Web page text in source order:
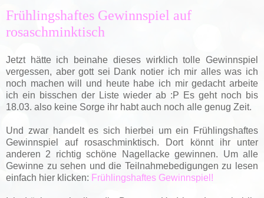
Frühlingshaftes Gewinnspiel auf
rosaschminktisch
Jetzt hätte ich beinahe dieses wirklich tolle Gewinnspiel
vergessen, aber gott sei Dank notier ich mir alles was ich
noch machen will und heute habe ich mir gedacht arbeite
ich ein bisschen der Liste wieder ab :P Es geht noch bis
18.03. also keine Sorge ihr habt auch noch alle genug Zeit.
Und zwar handelt es sich hierbei um ein Frühlingshaftes
Gewinnspiel auf rosaschminktisch. Dort könnt ihr unter
anderen 2 richtig schöne Nagellacke gewinnen. Um alle
Gewinne zu sehen und die Teilnahmebedigungen zu lesen
einfach hier klicken: Frühlingshaftes Gewinnspiel!